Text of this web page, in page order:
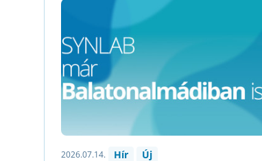
2026.07.14. Hír Új